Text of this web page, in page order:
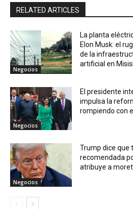
RELATED ARTICLES
Negocios
La planta
Elon Musk: el
de la
artificial en
Negocios
El presidente
impulsa la
rompiendo con
Negocios
Trump dice que
recomendada
atribuye a